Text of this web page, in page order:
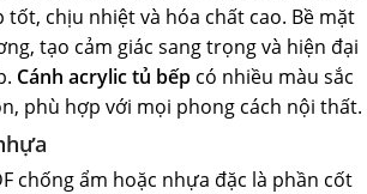
tốt, chịu nhiệt và hóa chất cao. Bề mặt
tạo cảm giác sang trọng và hiện đại
Cánh acrylic tủ bếp có nhiều màu sắc
phù hợp với mọi phong cách nội thất.
chống ẩm hoặc nhựa đặc là phần cốt